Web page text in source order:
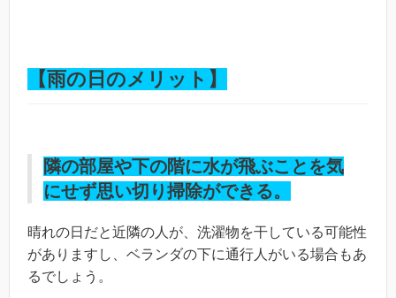
【雨の日のメリット】
隣の部屋や下の階に水が飛ぶことを気
にせず思い切り掃除ができる。
晴れの日だと近隣の人が、洗濯物を干している可能性
がありますし、ベランダの下に通行人がいる場合もあ
るでしょう。